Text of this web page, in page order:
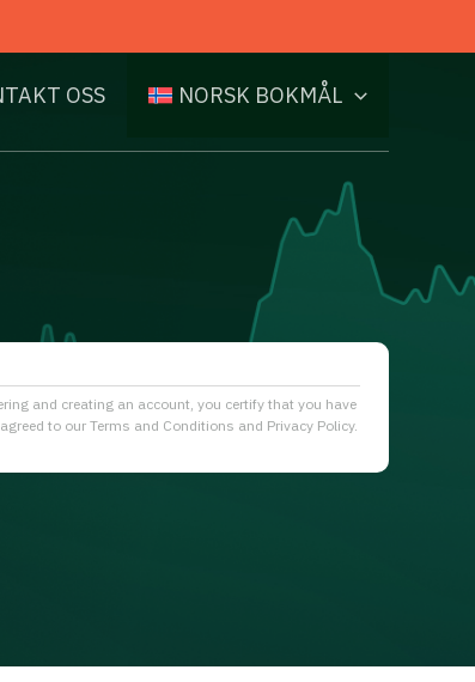
OSS NORSK BOKMÅL
and creating an account, you certify that you have
to our Terms and Conditions and Privacy Policy.